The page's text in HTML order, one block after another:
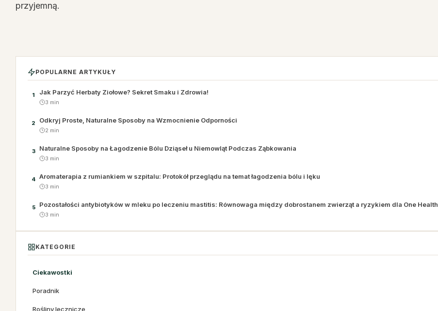
przyjemną.
POPULARNE ARTYKUŁY
1 Jak Parzyć Herbaty Ziołowe? Sekret Smaku i Zdrowia!
3 min
2 Odkryj Proste, Naturalne Sposoby na Wzmocnienie Odporności
2 min
3 Naturalne Sposoby na Łagodzenie Bólu Dziąseł u Niemowląt Podczas Ząbkowania
3 min
4 Aromaterapia z rumiankiem w szpitalu: Protokół przeglądu na temat łagodzenia bólu i lęku
3 min
5 Pozostałości antybiotyków w mleku po leczeniu mastitis: Równowaga między dobrostanem zwierząt a ryzykiem dla One Health
3 min
KATEGORIE
Ciekawostki
Poradnik
Rośliny lecznicze